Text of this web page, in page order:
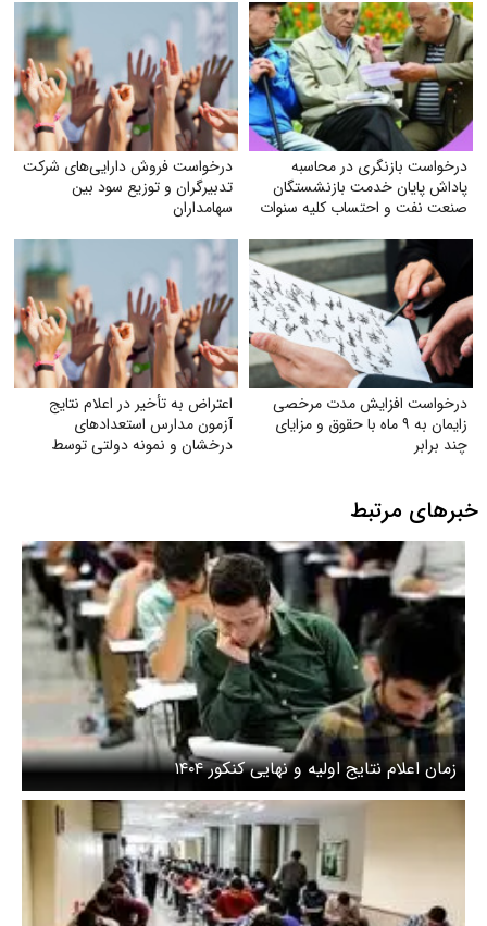
درخواست بازنگری در محاسبه
پاداش پایان خدمت بازنشستگان
صنعت نفت و احتساب کلیه سنوات
درخواست فروش دارایی‌های شرکت
تدبیرگران و توزیع سود بین
سهامداران
درخواست افزایش مدت مرخصی
زایمان به ۹ ماه با حقوق و مزایای
چند برابر
اعتراض به تأخیر در اعلام نتایج
آزمون مدارس استعدادهای
درخشان و نمونه دولتی توسط
خبرهای مرتبط
زمان اعلام نتایج اولیه و نهایی کنکور ۱۴۰۴